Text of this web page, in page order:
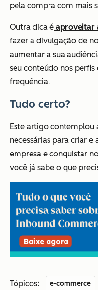
pela compra com mais
Outra dica é aproveitar
fazer a divulgação de
aumentar a sua
seu conteúdo nos
frequência.
Tudo certo?
Este artigo contemplou
necessárias para criar
empresa e conquistar
você já sabe o que
Tópicos: e-commerce